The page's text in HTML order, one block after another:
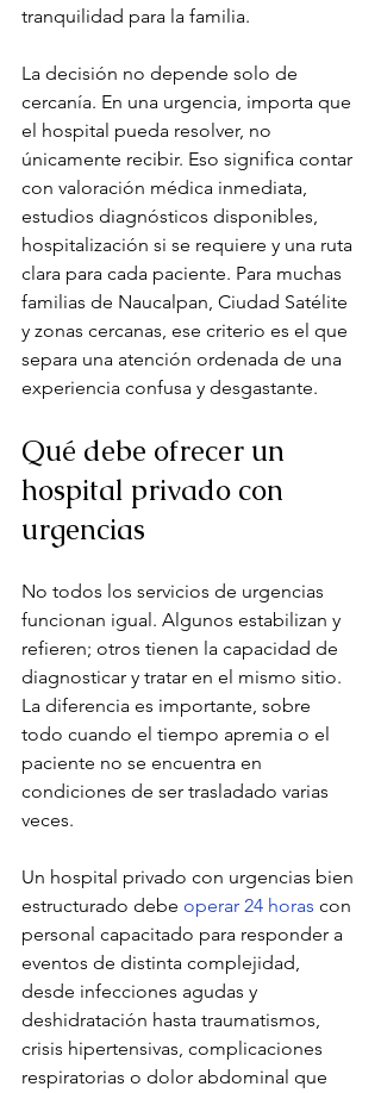
tranquilidad para la familia.
La decisión no depende solo de
cercanía. En una urgencia, importa que
el hospital pueda resolver, no
únicamente recibir. Eso significa contar
con valoración médica inmediata,
estudios diagnósticos disponibles,
hospitalización si se requiere y una ruta
clara para cada paciente. Para muchas
familias de Naucalpan, Ciudad Satélite
y zonas cercanas, ese criterio es el que
separa una atención ordenada de una
experiencia confusa y desgastante.
Qué debe ofrecer un
hospital privado con
urgencias
No todos los servicios de urgencias
funcionan igual. Algunos estabilizan y
refieren; otros tienen la capacidad de
diagnosticar y tratar en el mismo sitio.
La diferencia es importante, sobre
todo cuando el tiempo apremia o el
paciente no se encuentra en
condiciones de ser trasladado varias
veces.
Un hospital privado con urgencias bien
estructurado debe operar 24 horas con
personal capacitado para responder a
eventos de distinta complejidad,
desde infecciones agudas y
deshidratación hasta traumatismos,
crisis hipertensivas, complicaciones
respiratorias o dolor abdominal que